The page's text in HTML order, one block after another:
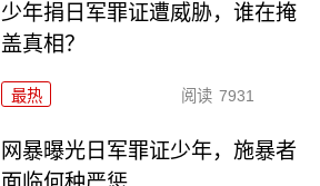
少年捐日军罪证遭威胁，谁在掩
盖真相？
最热 阅读 7931
网暴曝光日军罪证少年，施暴者